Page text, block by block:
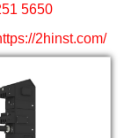
5650
2hinst.com/